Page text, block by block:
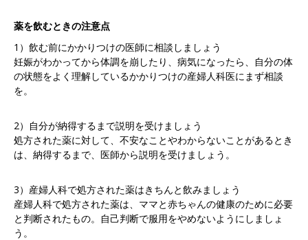
薬を飲むときの注意点
1）飲む前にかかりつけの医師に相談しましょう
妊娠がわかってから体調を崩したり、病気になったら、自分の体
の状態をよく理解しているかかりつけの産婦人科医にまず相談
を。
2）自分が納得するまで説明を受けましょう
処方された薬に対して、不安なことやわからないことがあるとき
は、納得するまで、医師から説明を受けましょう。
3）産婦人科で処方された薬はきちんと飲みましょう
産婦人科で処方された薬は、ママと赤ちゃんの健康のために必要
と判断されたもの。自己判断で服用をやめないようにしましょ
う。